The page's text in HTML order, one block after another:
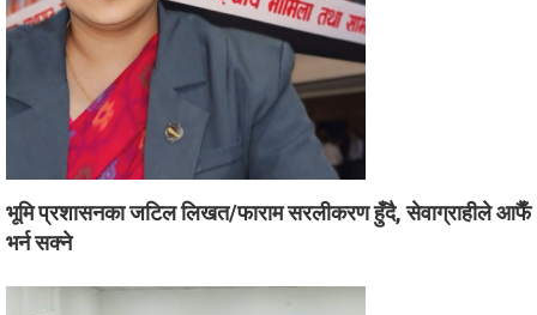
भूमि प्रशासनका जटिल लिखत/फाराम सरलीकरण हुँदै, सेवाग्राहीले आफैँ
भर्न सक्ने